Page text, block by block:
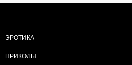
записям
ЭРОТИКА
ПРИКОЛЫ